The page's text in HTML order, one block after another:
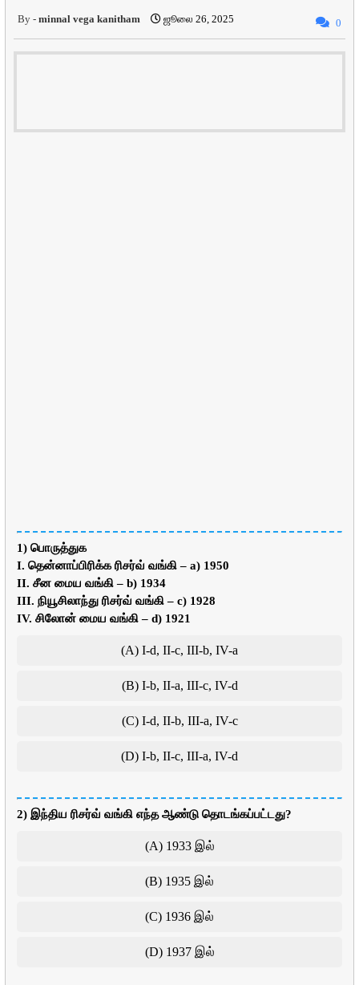
minnal vega kanitham ஜூலை 26, 2025 0
1) பொருத்துக
I. தென்னாப்பிரிக்க ரிசர்வ் வங்கி – a) 1950
II. சீன மைய வங்கி – b) 1934
III. நியூசிலாந்து ரிசர்வ் வங்கி – c) 1928
IV. சிலோன் மைய வங்கி – d) 1921
(A) I-d, II-c, III-b, IV-a
(B) I-b, II-a, III-c, IV-d
(C) I-d, II-b, III-a, IV-c
(D) I-b, II-c, III-a, IV-d
2) இந்திய ரிசர்வ் வங்கி எந்த ஆண்டு தொடங்கப்பட்டது?
(A) 1933 இல்
(B) 1935 இல்
(C) 1936 இல்
(D) 1937 இல்